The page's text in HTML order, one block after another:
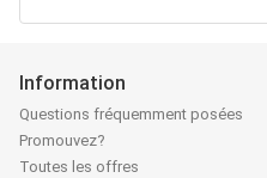
Information
Questions fréquemment posées
Promouvez?
Toutes les offres